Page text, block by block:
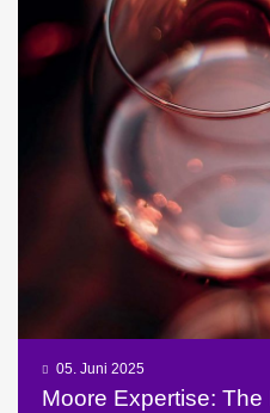
05. Juni 2025
Moore Expertise: The